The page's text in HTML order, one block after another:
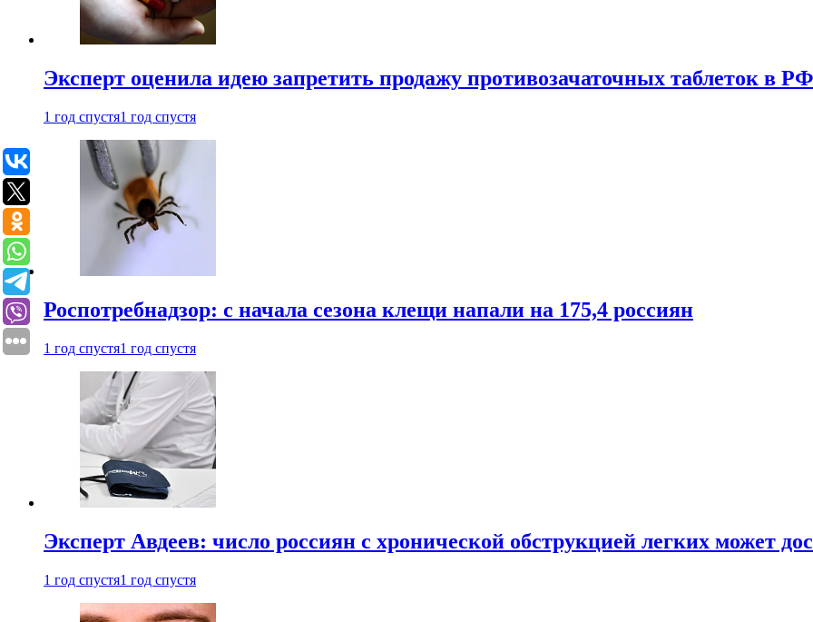
Эксперт оценила идею запретить продажу противозачаточных таблеток в РФ
1 год спустя1 год спустя
Роспотребнадзор: с начала сезона клещи напали на 175,4 россиян
1 год спустя1 год спустя
Эксперт Авдеев: число россиян с хронической обструкцией легких может
1 год спустя1 год спустя